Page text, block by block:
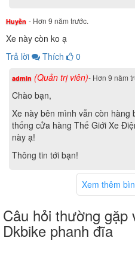
Huyền - Hơn 9 năm trước.
Xe này còn ko ạ
Trả lời
Thích 0
admin (Quản trị viên)- Hơn 9 năm
Chào bạn,
Xe này bên mình vẫn còn hàng
thống cửa hàng Thế Giới Xe
này ạ!
Thông tin tới bạn!
Xem thêm
Câu hỏi thường
Dkbike phanh đĩa